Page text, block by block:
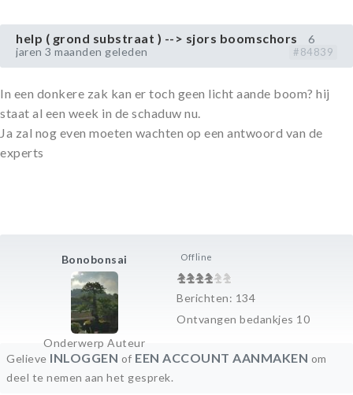
help ( grond substraat ) --> sjors boomschors
6
jaren 3 maanden geleden
#84839
Bonobonsai
Onderwerp Auteur
Offline
Berichten: 134
Ontvangen bedankjes 10
In een donkere zak kan er toch geen licht aande boom? hij
staat al een week in de schaduw nu.
Ja zal nog even moeten wachten op een antwoord van de
experts
Gelieve INLOGGEN of EEN ACCOUNT AANMAKEN om
deel te nemen aan het gesprek.